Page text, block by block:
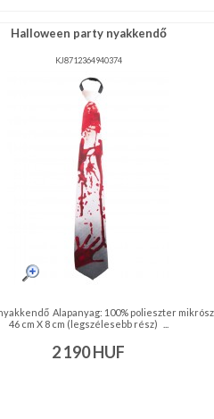
Halloween party nyakkendő
KJ8712364940374
Alapanyag: 100% polieszter
46 cm X 8 cm (legszélesebb rész) ...
2 190HUF